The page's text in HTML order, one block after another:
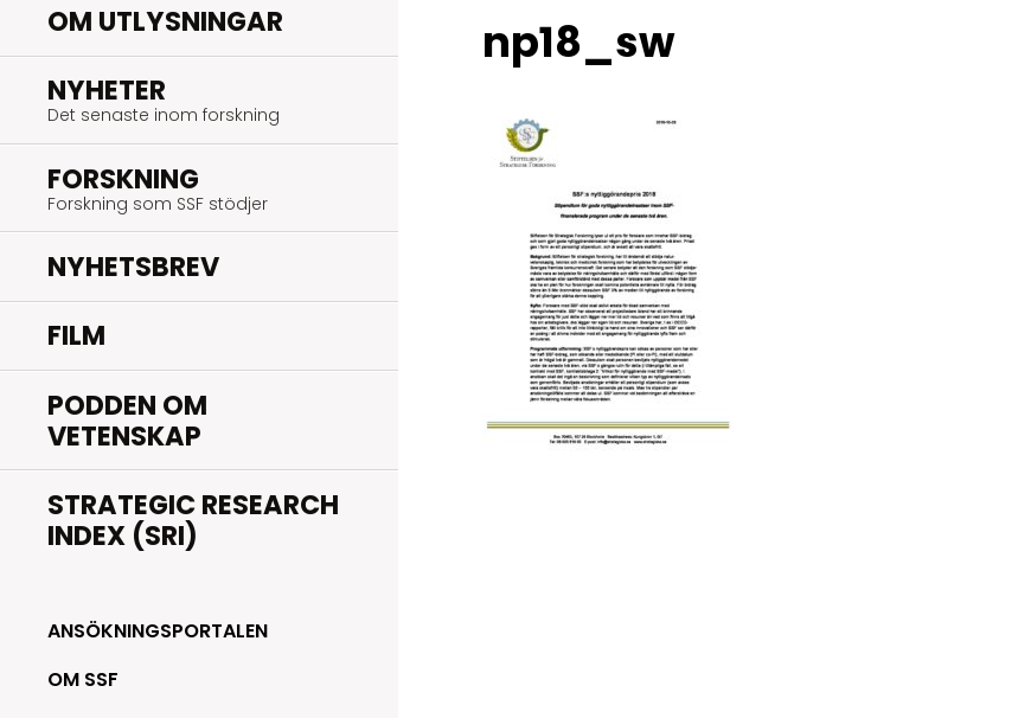
OM UTLYSNINGAR
NYHETER
Det senaste inom forskning
FORSKNING
Forskning som SSF stödjer
NYHETSBREV
FILM
PODDEN OM
VETENSKAP
STRATEGIC RESEARCH
INDEX (SRI)
ANSÖKNINGSPORTALEN
OM SSF
np18_sw